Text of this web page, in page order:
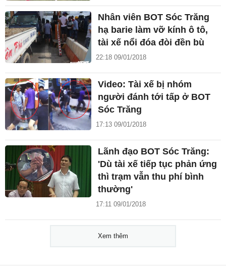
Nhân viên BOT Sóc Trăng
hạ barie làm vỡ kính ô tô,
tài xế nổi đóa đòi đền bù
22:18 09/01/2018
Video: Tài xế bị nhóm
người đánh tới tấp ở BOT
Sóc Trăng
17:13 09/01/2018
Lãnh đạo BOT Sóc Trăng:
'Dù tài xế tiếp tục phản ứng
thì trạm vẫn thu phí bình
thường'
17:11 09/01/2018
Xem thêm